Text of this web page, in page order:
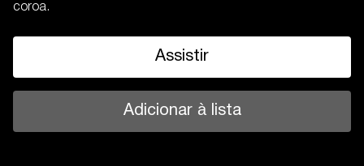
coroa.
Assistir
Adicionar à lista